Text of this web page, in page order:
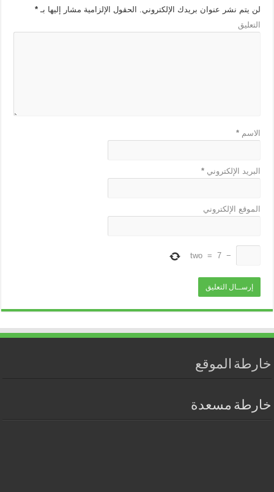
لن يتم نشر عنوان بريدك الإلكتروني. الحقول الإلزامية مشار إليها بـ*
التعليق
الاسم*
البريد الإلكتروني*
الموقع الإلكتروني
−
7
=
two
خارطة الموقع
خارطة مسعدة